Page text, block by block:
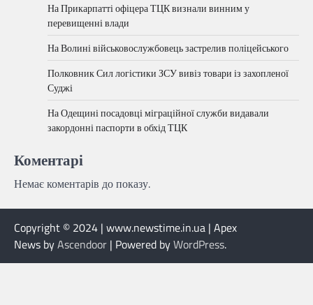
На Прикарпатті офіцера ТЦК визнали винним у
перевищенні влади
На Волині військовослужбовець застрелив поліцейського
Полковник Сил логістики ЗСУ вивіз товари із захопленої
Суджі
На Одещині посадовці міграційної служби видавали
закордонні паспорти в обхід ТЦК
Коментарі
Немає коментарів до показу.
Copyright © 2024 | www.newstime.in.ua | Apex
News byAscendoor | Powered byWordPress.